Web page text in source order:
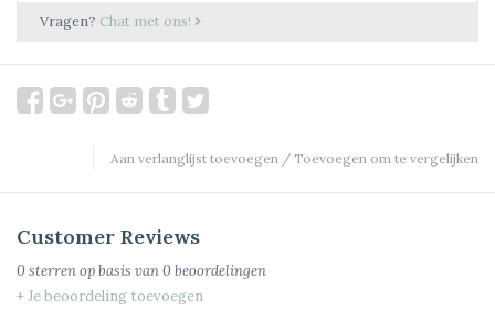
Vragen? Chat met ons!
Aan verlanglijst toevoegen / Toevoegen om te vergelijken
Customer Reviews
0 sterren op basis van0 beoordelingen
+ Je beoordeling toevoegen